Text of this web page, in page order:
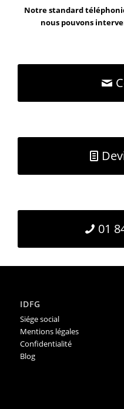
Notre standard
nous pouvons
01
IDFG
Siége social
Mentions légales
Confidentialité
Blog